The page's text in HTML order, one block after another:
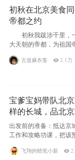
初秋在北京美食
帝都之约
初秋我跋涉千里，
大天朝的帝都，为祖
古道麻衣客 2.1万
宝爹宝妈带队北
样的长城，品北
古七星夜景！
出发前的准备：抵达京
工作和攻略功课，把该
飞翔的蜡笔小新 